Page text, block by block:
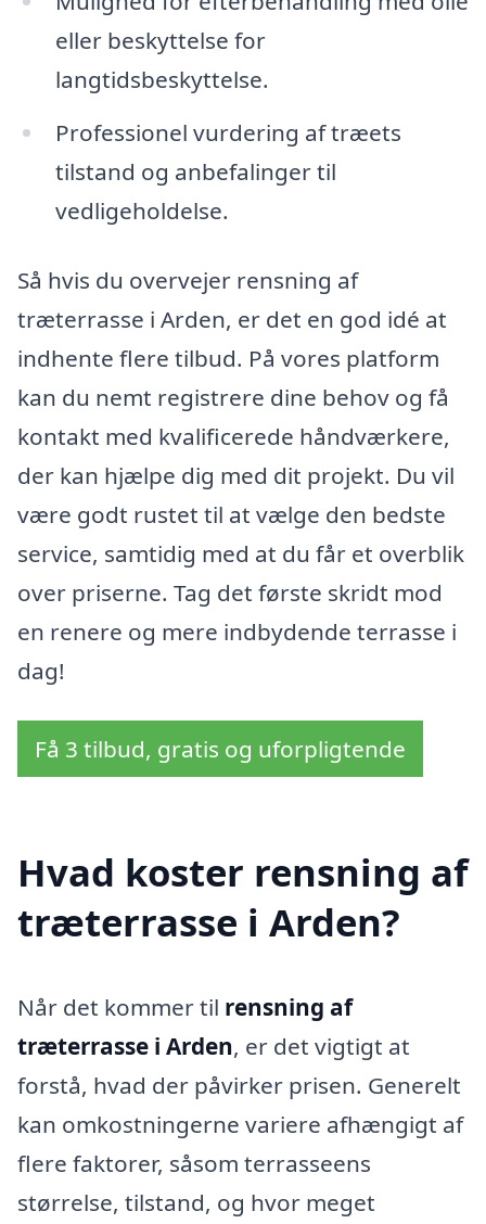
eller beskyttelse for
langtidsbeskyttelse.
Professionel vurdering af træets
tilstand og anbefalinger til
vedligeholdelse.
Så hvis du overvejer rensning af
træterrasse i Arden, er det en god idé at
indhente flere tilbud. På vores platform
kan du nemt registrere dine behov og få
kontakt med kvalificerede håndværkere,
der kan hjælpe dig med dit projekt. Du vil
være godt rustet til at vælge den bedste
service, samtidig med at du får et overblik
over priserne. Tag det første skridt mod
en renere og mere indbydende terrasse i
dag!
Få 3 tilbud, gratis og uforpligtende
Hvad koster rensning af
træterrasse i Arden?
Når det kommer til rensning af
træterrasse i Arden, er det vigtigt at
forstå, hvad der påvirker prisen. Generelt
kan omkostningerne variere afhængigt af
flere faktorer, såsom terrasseens
størrelse, tilstand, og hvor meget